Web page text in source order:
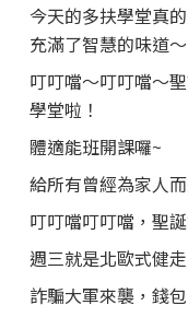
今天的多扶學堂真
充滿了智慧的味道～
叮叮噹～叮叮噹～
學堂啦！
體適能班開課囉~
給所有曾經為家人
叮叮噹叮叮噹，聖
週三就是北歐式健
詐騙大軍來襲，錢包